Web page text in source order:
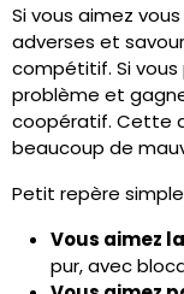
Si vous aimez
adverses et
compétitif. Si
problème et
coopératif. Cette
beaucoup de
Petit repère
Vous aimez
pur, avec